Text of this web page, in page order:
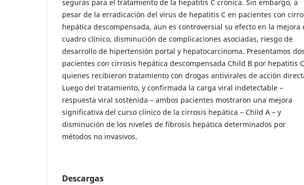
seguras para el tratamiento de la hepatitis C crónica. Sin embargo, a
pesar de la erradicación del virus de hepatitis C en pacientes con
hepática descompensada, aun es controversial su efecto en la mejora
cuadro clínico, disminución de complicaciones asociadas, riesgo de
desarrollo de hipertensión portal y hepatocarcinoma. Presentamos dos
pacientes con cirrosis hepática descompensada Child B por hepatitis C
quienes recibieron tratamiento con drogas antivirales de acción
Luego del tratamiento, y confirmada la carga viral indetectable –
respuesta viral sostenida – ambos pacientes mostraron una mejora
significativa del curso clínico de la cirrosis hepática – Child A – y
disminución de los niveles de fibrosis hepática determinados por
métodos no invasivos.
Descargas